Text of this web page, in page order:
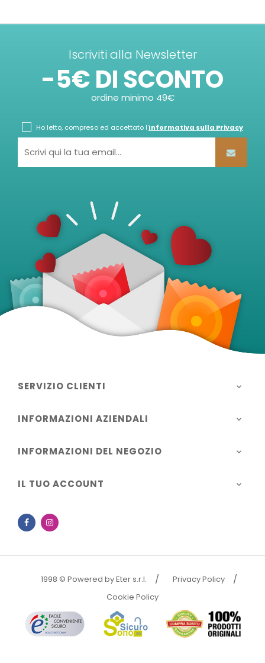
Iscriviti alla Newsletter
-5€ DI SCONTO
ordine minimo 49€
Ho letto, compreso ed accettato l'Informativa sulla Privacy
SERVIZIO CLIENTI 
INFORMAZIONI AZIENDALI 
INFORMAZIONI DEL NEGOZIO 
IL TUO ACCOUNT 
Facebook
1998 © Powered by Eter s.r.l.
Privacy Policy
Cookie Policy